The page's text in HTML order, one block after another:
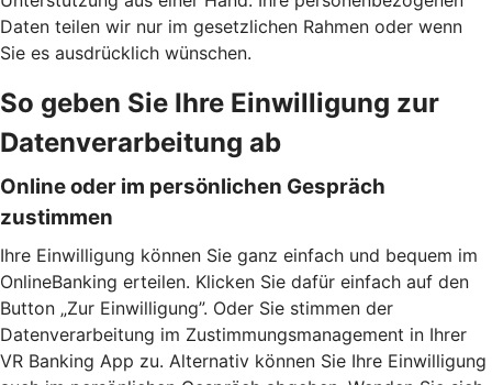
Daten teilen wir nur im gesetzlichen Rahmen oder wenn
Sie es ausdrücklich wünschen.
So geben Sie Ihre Einwilligung zur
Datenverarbeitung ab
Online oder im persönlichen Gespräch
zustimmen
Ihre Einwilligung können Sie ganz einfach und bequem im
OnlineBanking erteilen. Klicken Sie dafür einfach auf den
Button „Zur Einwilligung”. Oder Sie stimmen der
Datenverarbeitung im Zustimmungsmanagement in Ihrer
VR Banking App zu. Alternativ können Sie Ihre Einwilligung